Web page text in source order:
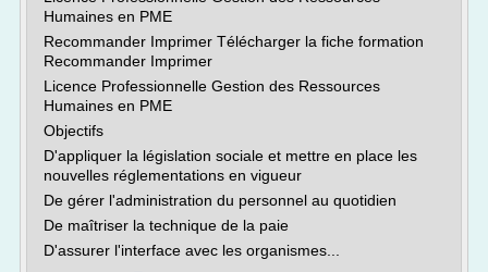
Humaines en PME
Recommander Imprimer Télécharger la fiche formation
Recommander Imprimer
Licence Professionnelle Gestion des Ressources
Humaines en PME
Objectifs
D'appliquer la législation sociale et mettre en place les
nouvelles réglementations en vigueur
De gérer l'administration du personnel au quotidien
De maîtriser la technique de la paie
D'assurer l'interface avec les organismes...